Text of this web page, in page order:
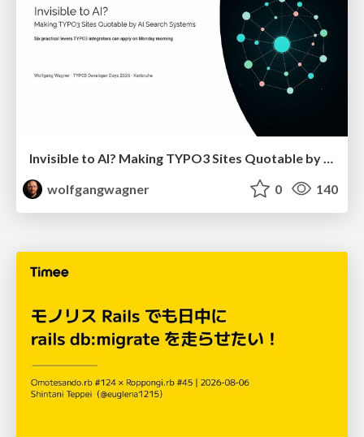
wolfgangwagner
0 140